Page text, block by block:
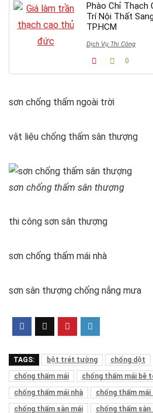
Phào Chỉ Thạch
Trí Nội Thất
TP.HCM
Dịch Vụ Thi Công
0
sơn chống thấm ngoài trời
vật liệu chống thấm sân thượng
sơn chống thấm sân thượng
thi công sơn sân thượng
sơn chống thấm mái nhà
sơn sân thượng chống nắng mưa
TAGS: bột trét tường chống dột
chống thấm mái
chống thấm mái bê
chống thấm mái nhà
chống thấm
chống thấm sàn mái
chống thấm